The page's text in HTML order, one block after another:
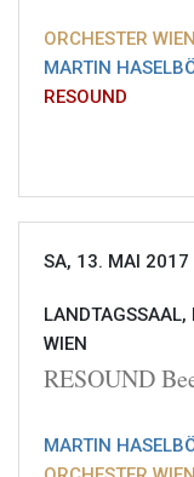
ORCHESTER
MARTIN
RESOUND
SA, 13. MAI 2017
LANDTAGSSAAL,
WIEN
RESOUND
MARTIN